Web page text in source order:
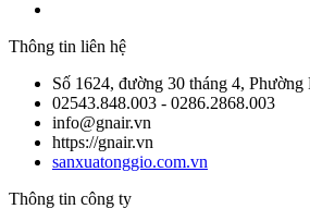
Thông tin liên hệ
Số 1624, đường 30 tháng 4,
02543.848.003 - 0286.2868.003
info@gnair.vn
https://gnair.vn
sanxuatonggio.com.vn
Thông tin công ty